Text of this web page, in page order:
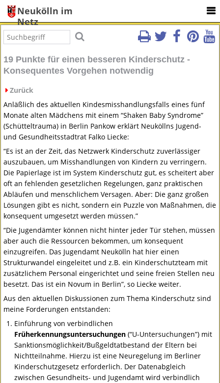
Neukölln im
Netz
19 Punkte für einen besseren Kinderschutz -
Konsequentes Vorgehen notwendig
Zurück
Anläßlich des aktuellen Kindesmisshandlungsfalls eines fünf
Monate alten Mädchens mit einem “Shaken Baby Syndrome”
(Schütteltrauma) in Berlin Pankow erklärt Neuköllns Jugend-
und Gesundheitsstadtrat Falko Liecke:
“Es ist an der Zeit, das Netzwerk Kinderschutz zuverlässiger
auszubauen, um Misshandlungen von Kindern zu verringern.
Die Papierlage ist im System Kinderschutz gut, es scheitert aber
oft an fehlenden gesetzlichen Regelungen, ganz praktischen
Abläufen und menschlichem Versagen. Aber: Die ganz großen
Lösungen gibt es nicht, sondern ein Puzzle von Maßnahmen, die
konsequent umgesetzt werden müssen.”
“Die Jugendämter können nicht hinter jeder Tür stehen, müssen
aber auch die Ressourcen bekommen, um konsequent
einzugreifen. Das Jugendamt Neukölln hat hier einen
Strukturwandel eingeleitet und z.B. ein Kinderschutzteam mit
zusätzlichem Personal eingerichtet und seine freien Stellen neu
besetzt. Das ist ein Novum in Berlin”, so Liecke weiter.
Aus den aktuellen Diskussionen zum Thema Kinderschutz sind
meine Forderungen entstanden:
Einführung von verbindlichen
Früherkennungsuntersuchungen (“U-Untersuchungen”) mit
Sanktionsmöglichkeit/Bußgeldtatbestand der Eltern bei
Nichtteilnahme. Hierzu ist eine Neuregelung im Berliner
Kinderschutzgesetz erforderlich. Der Datenabgleich
zwischen Gesundheits- und Jugendamt wird verbindlich